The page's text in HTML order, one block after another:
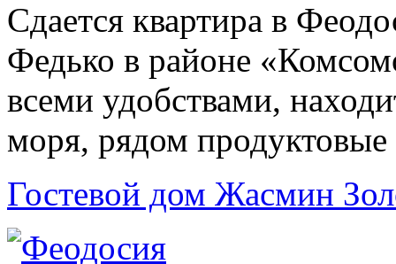
Сдается квартира в
Федько в районе
всеми удобствами,
моря, рядом
Гостевой дом Жасмин